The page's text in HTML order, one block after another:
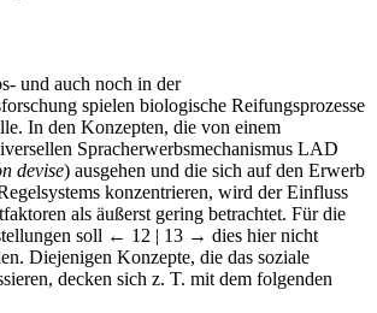
und auch noch in der
spielen biologische Reifungsprozesse
In den Konzepten, die von einem
Spracherwerbsmechanismus LAD
devise) ausgehen und die sich auf den Erwerb
konzentrieren, wird der Einfluss
als äußerst gering betrachtet. Für die
soll ← 12 | 13 → dies hier nicht
Diejenigen Konzepte, die das soziale
decken sich z. T. mit dem folgenden